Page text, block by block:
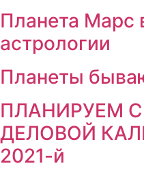
Планета Марс
астрологии
Планеты
ПЛАНИРУЕМ
ДЕЛОВОЙ
2021-й